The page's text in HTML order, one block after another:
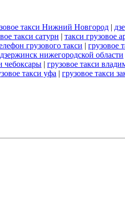
такси Нижний Новгород |
такси сатурн | такси грузовое
грузового такси | грузовое
нижегородской области
чебоксары | грузовое такси
такси уфа | грузовое такси